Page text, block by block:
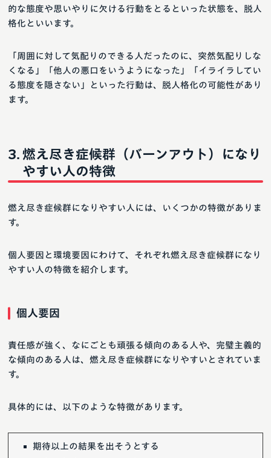
的な態度や思いやりに欠ける行動をとるといった状態を、脱人
格化といいます。
「周囲に対して気配りのできる人だったのに、突然気配りしな
くなる」「他人の悪口をいうようになった」「イライラしてい
る態度を隠さない」といった行動は、脱人格化の可能性があり
ます。
燃え尽き症候群（バーンアウト）になり
やすい人の特徴
燃え尽き症候群になりやすい人には、いくつかの特徴がありま
す。
個人要因と環境要因にわけて、それぞれ燃え尽き症候群になり
やすい人の特徴を紹介します。
個人要因
責任感が強く、なにごとも頑張る傾向のある人や、完璧主義的
な傾向のある人は、燃え尽き症候群になりやすいとされていま
す。
具体的には、以下のような特徴があります。
期待以上の結果を出そうとする